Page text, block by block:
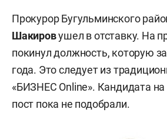
Прокурор Бугульминского
Шакировушел в отставку. На
покинул должность, которую
года. Это следует из
«БИЗНЕС Online». Кандидата
пост пока не подобрали.